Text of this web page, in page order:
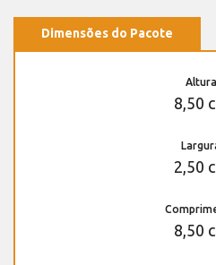
Dimensões do Pacote
Altura
8,50
2,50
8,50